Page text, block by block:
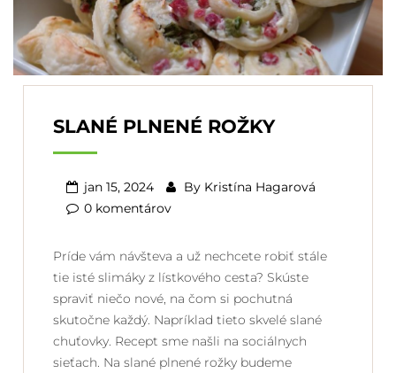
SLANÉ PLNENÉ ROŽKY
jan 15, 2024 By Kristína Hagarová
0 komentárov
Príde vám návšteva a už nechcete robiť stále
tie isté slimáky z lístkového cesta? Skúste
spraviť niečo nové, na čom si pochutná
skutočne každý. Napríklad tieto skvelé slané
chuťovky. Recept sme našli na sociálnych
sieťach. Na slané plnené rožky budeme